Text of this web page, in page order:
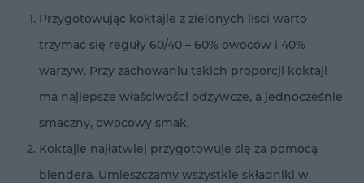
Przygotowując koktajle z zielonych liści warto
trzymać się reguły 60/40 – 60% owoców i 40%
warzyw. Przy zachowaniu takich proporcji koktajl
ma najlepsze właściwości odżywcze, a jednocześnie
smaczny, owocowy smak.
Koktajle najłatwiej przygotowuje się za pomocą
blendera. Umieszczamy wszystkie składniki w